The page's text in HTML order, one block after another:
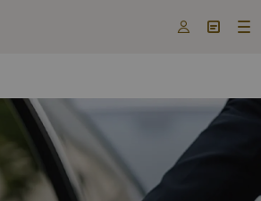
  